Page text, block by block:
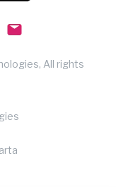
All rights